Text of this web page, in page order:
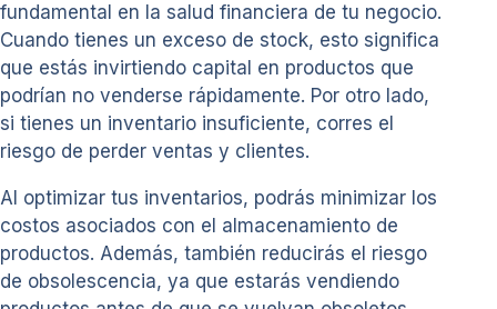
fundamental en la salud financiera de tu negocio.
Cuando tienes un exceso de stock, esto significa
que estás invirtiendo capital en productos que
podrían no venderse rápidamente. Por otro lado,
si tienes un inventario insuficiente, corres el
riesgo de perder ventas y clientes.
Al optimizar tus inventarios, podrás minimizar los
costos asociados con el almacenamiento de
productos. Además, también reducirás el riesgo
de obsolescencia, ya que estarás vendiendo